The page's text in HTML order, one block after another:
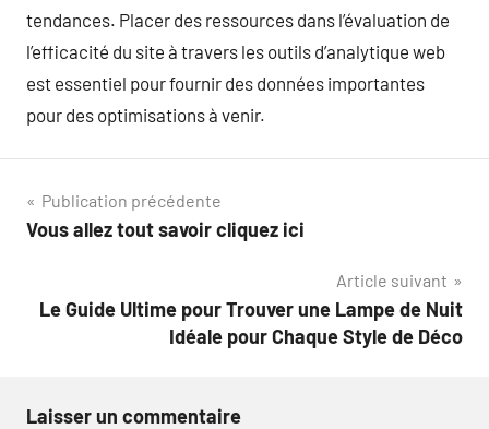
tendances. Placer des ressources dans l’évaluation de
l’efficacité du site à travers les outils d’analytique web
est essentiel pour fournir des données importantes
pour des optimisations à venir.
Navigation
de
Publication précédente
Vous allez tout savoir cliquez ici
Article suivant
Le Guide Ultime pour Trouver une Lampe de Nuit
Idéale pour Chaque Style de Déco
Laisser un commentaire